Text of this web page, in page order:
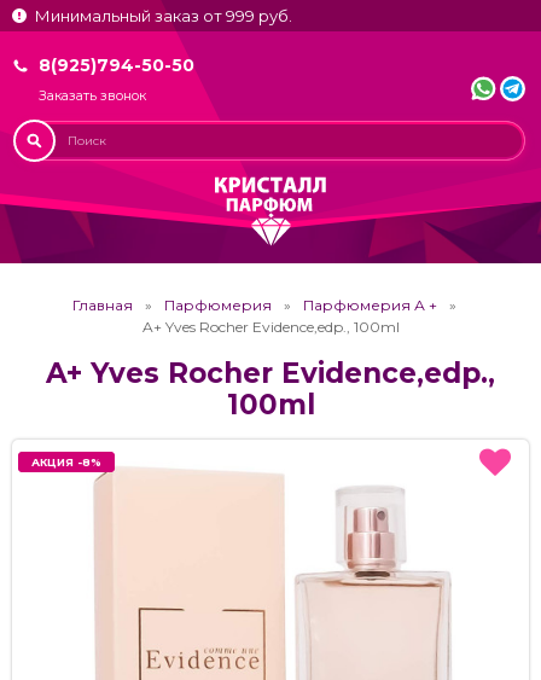
Минимальный заказ от 999 руб.
8(925)794-50-50
Заказать звонок
Главная Парфюмерия
Парфюмерия А +
A+ Yves Rocher Evidence,edp., 100ml
A+ Yves Rocher Evidence,edp.,
100ml
АКЦИЯ -8%
АКЦИЯ -8%